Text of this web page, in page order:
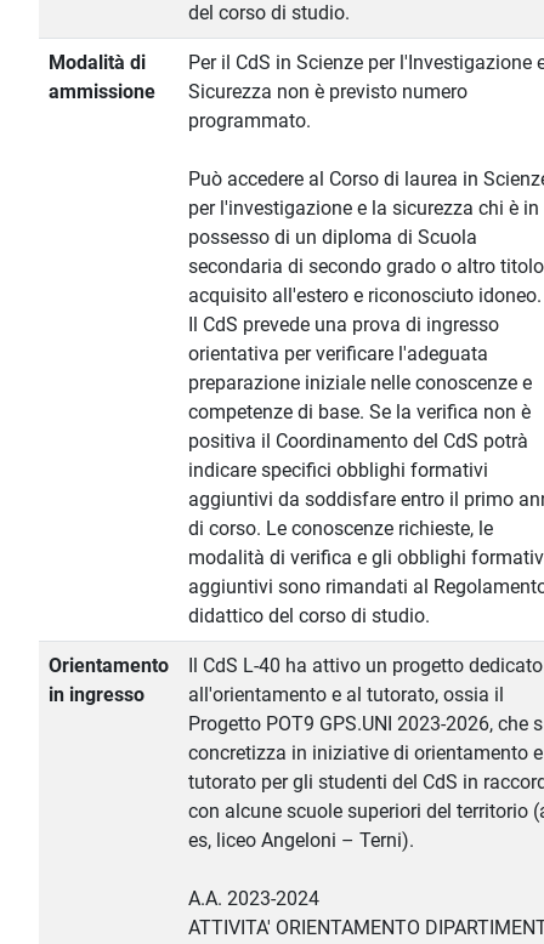
del corso di studio.
Modalità di
ammissione
Per il CdS in Scienze per l'Investigazione
Sicurezza non è previsto numero
programmato.
Può accedere al Corso di laurea in
per l'investigazione e la sicurezza chi è in
possesso di un diploma di Scuola
secondaria di secondo grado o altro titolo
acquisito all'estero e riconosciuto idoneo.
Il CdS prevede una prova di ingresso
orientativa per verificare l'adeguata
preparazione iniziale nelle conoscenze e
competenze di base. Se la verifica non è
positiva il Coordinamento del CdS potrà
indicare specifici obblighi formativi
aggiuntivi da soddisfare entro il primo
di corso. Le conoscenze richieste, le
modalità di verifica e gli obblighi
aggiuntivi sono rimandati al
didattico del corso di studio.
Orientamento
in ingresso
Il CdS L-40 ha attivo un progetto dedicato
all'orientamento e al tutorato, ossia il
Progetto POT9 GPS.UNI 2023-2026, che
concretizza in iniziative di orientamento
tutorato per gli studenti del CdS in
con alcune scuole superiori del territorio
es, liceo Angeloni – Terni).
A.A. 2023-2024
ATTIVITA' ORIENTAMENTO